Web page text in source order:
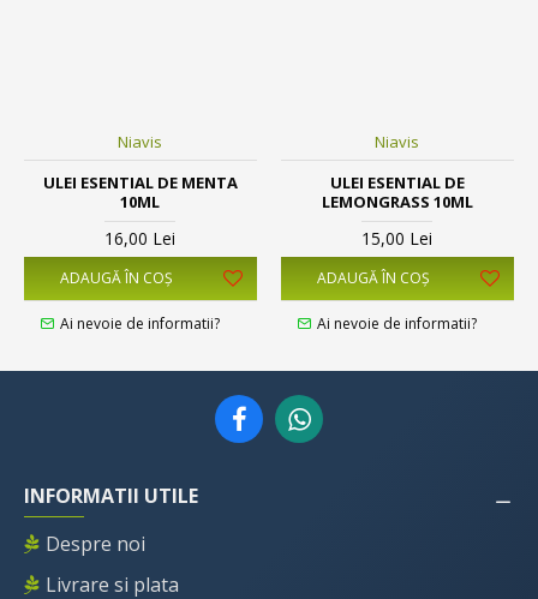
Niavis
ULEI ESENTIAL DE MENTA
10ML
16,00 Lei
ADAUGĂ ÎN COŞ
Ai nevoie de informatii?
Niavis
ULEI ESENTIAL DE
LEMONGRASS 10ML
15,00 Lei
ADAUGĂ ÎN COŞ
Ai nevoie de informatii?
INFORMATII UTILE
Despre noi
Livrare si plata